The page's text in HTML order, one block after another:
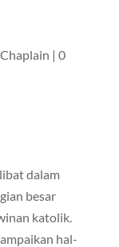
Chaplain | 0
dalam
besar
katolik.
hal-